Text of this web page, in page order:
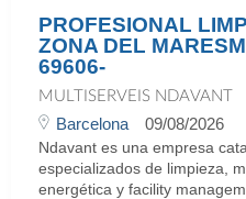
PROFESIONAL
ZONA DEL
69606-
MULTISERVEIS NDAVANT
Barcelona 09/08/2026
Ndavant es una empresa
especializados de limpieza,
energética y facility